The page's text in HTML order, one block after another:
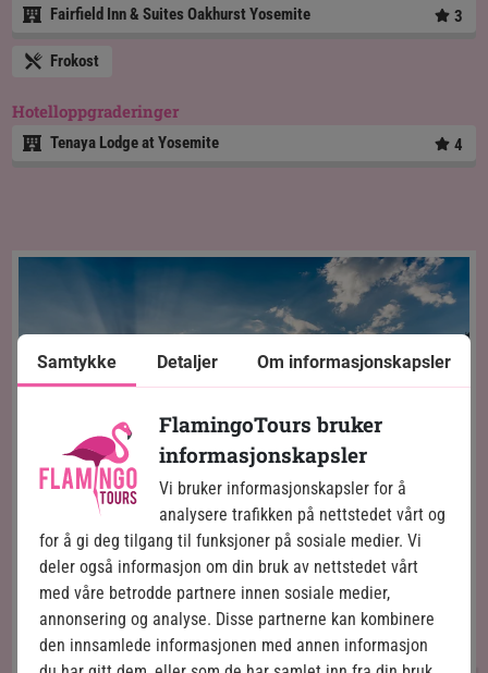
Fairfield Inn & Suites Oakhurst Yosemite 3
Frokost
Hotelloppgraderinger
Tenaya Lodge at Yosemite 4
Dag 5:Yosemite
Samtykke Detaljer Om informasjonskapsler
FlamingoTours bruker
informasjonskapsler
Vi bruker informasjonskapsler for å
analysere trafikken på nettstedet vårt og
for å gi deg tilgang til funksjoner på sosiale medier. Vi
deler også informasjon om din bruk av nettstedet vårt
med våre betrodde partnere innen sosiale medier,
annonsering og analyse. Disse partnerne kan kombinere
den innsamlede informasjonen med annen informasjon